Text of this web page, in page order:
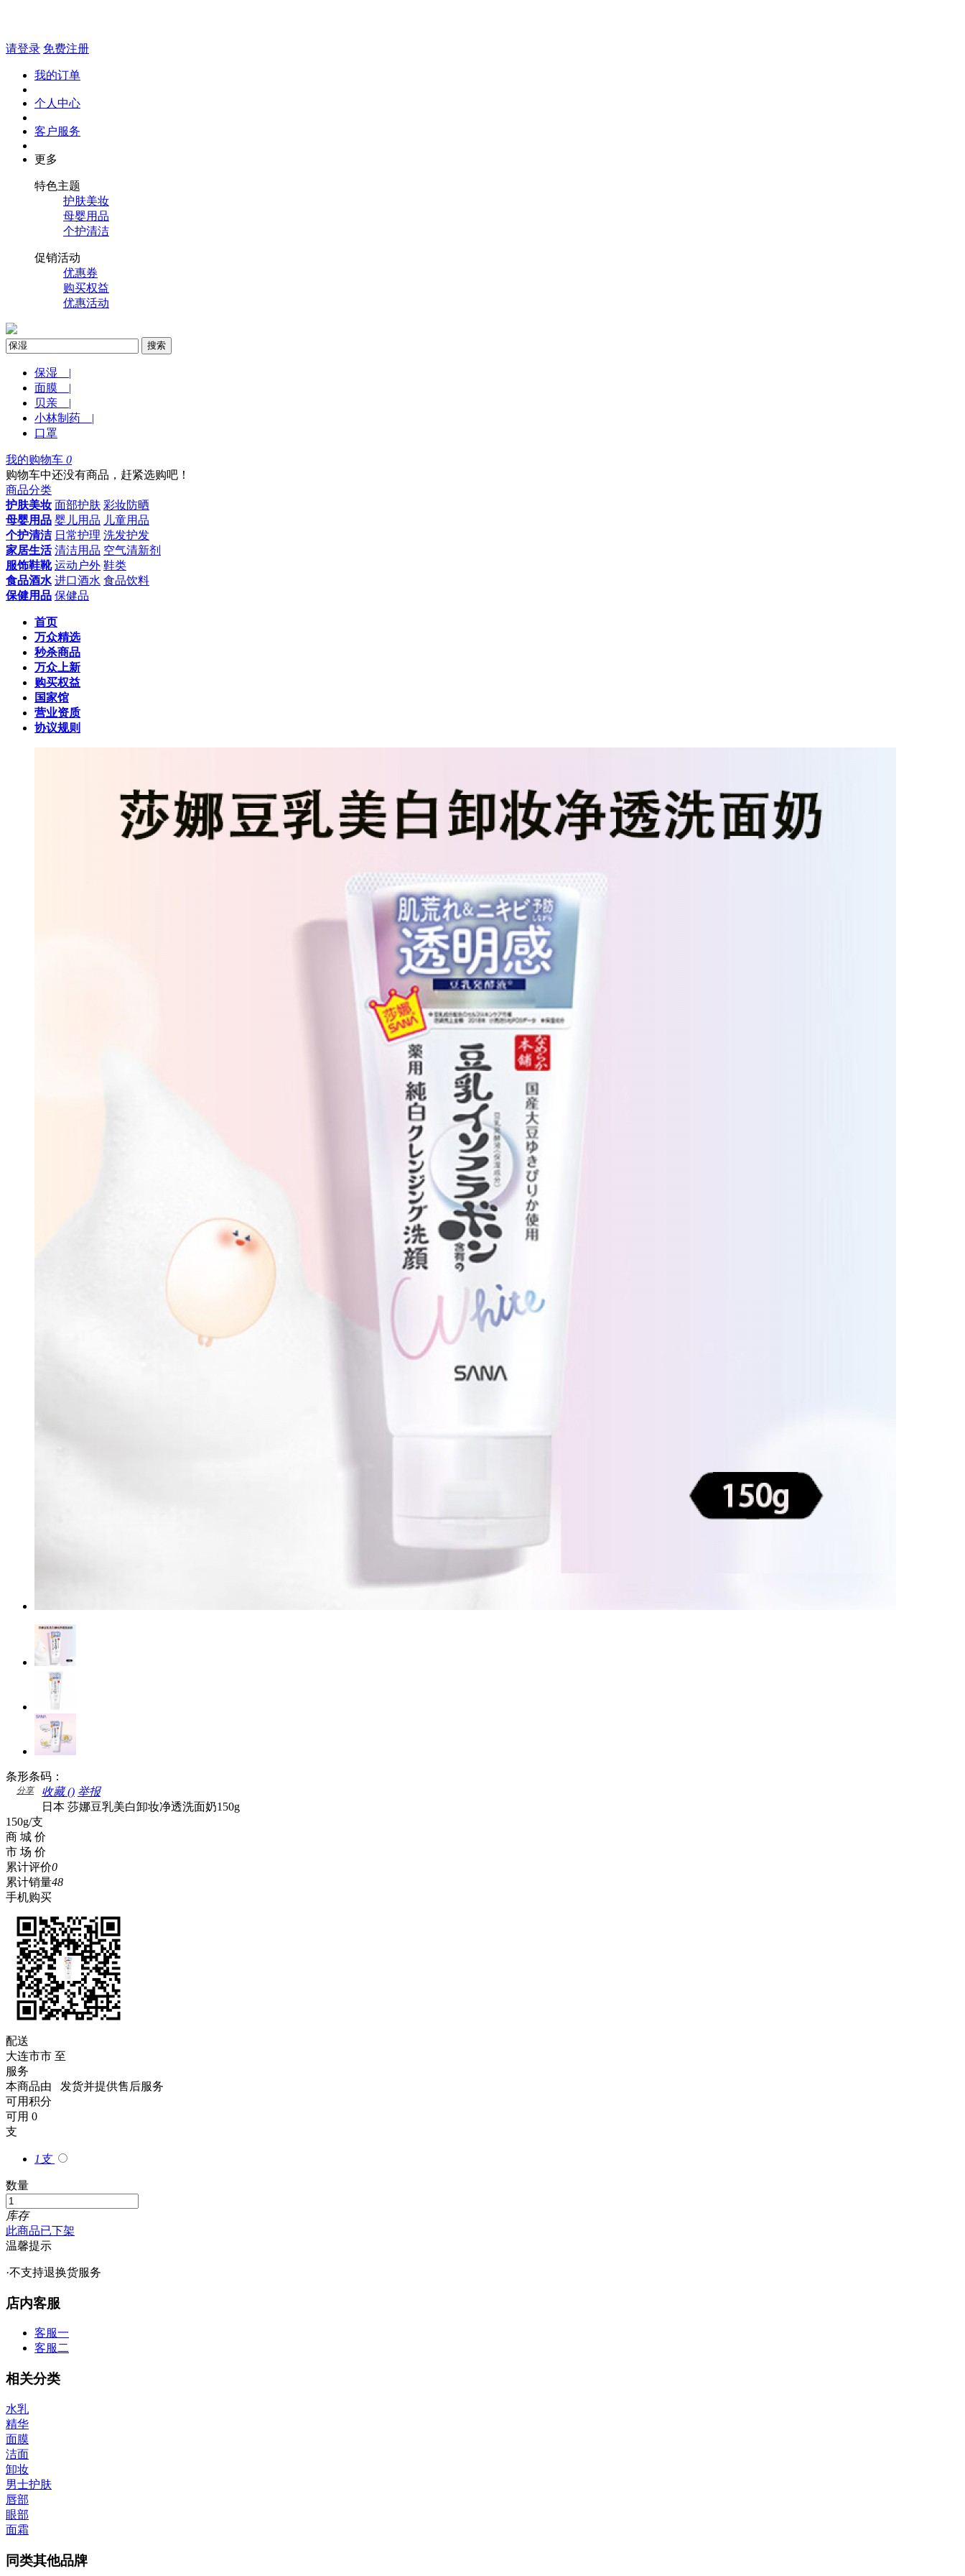
请登录 免费注册
我的订单
个人中心
客户服务
更多
特色主题
护肤美妆
母婴用品
个护清洁
促销活动
优惠券
购买权益
优惠活动
搜索
保湿 |
面膜 |
贝亲 |
小林制药 |
口罩
我的购物车 0
购物车中还没有商品，赶紧选购吧！
商品分类
护肤美妆 面部护肤 彩妆防晒
母婴用品 婴儿用品 儿童用品
个护清洁 日常护理 洗发护发
家居生活 清洁用品 空气清新剂
服饰鞋靴 运动户外 鞋类
食品酒水 进口酒水 食品饮料
保健用品 保健品
首页
万众精选
秒杀商品
万众上新
购买权益
国家馆
营业资质
协议规则
条形条码：
收藏 ()
分享
举报
日本 莎娜豆乳美白卸妆净透洗面奶150g
150g/支
商 城 价
市 场 价
累计评价0
累计销量48
手机购买
配送
大连市市 至
服务
本商品由
发货并提供售后服务
可用积分
可用 0
支
1支
数量
库存
此商品已下架
温馨提示
·不支持退换货服务
店内客服
客服一
客服二
相关分类
水乳
精华
面膜
洁面
卸妆
男士护肤
唇部
眼部
面霜
同类其他品牌